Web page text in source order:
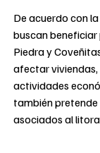
De acuerdo con
buscan
Piedra y
afectar
actividades
también
asociados al